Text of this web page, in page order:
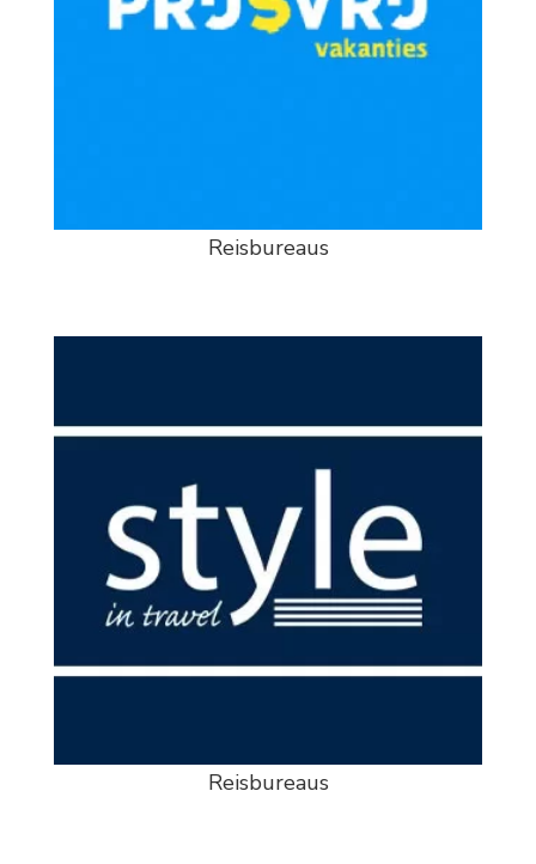
Reisbureaus
Reisbureaus